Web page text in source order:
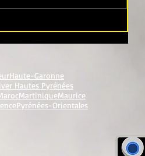
Haute-Garonne
Hautes Pyrénées
MartiniqueMaurice
Pyrénées-Orientales